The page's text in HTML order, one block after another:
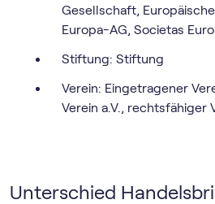
Gesellschaft,
Europa-AG, Societas
Stiftung: Stiftung
Verein: Eingetragener
Verein a.V., rechtsfähiger
Unterschied